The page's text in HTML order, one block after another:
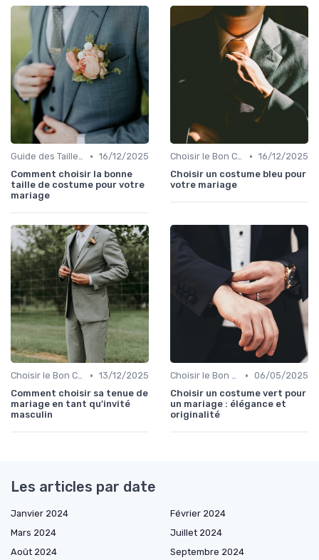
Guide des Tailles et Mesures • 16/12/2025
Comment choisir la bonne
taille de costume pour votre
mariage
Choisir le Bon Costume • 16/12/2025
Choisir un costume bleu pour
votre mariage
Choisir le Bon Costume • 13/12/2025
Comment choisir sa tenue de
mariage en tant qu'invité
masculin
Choisir le Bon Costume • 06/05/2025
Choisir un costume vert pour
un mariage : élégance et
originalité
Les articles par date
Janvier 2024
Février 2024
Mars 2024
Juillet 2024
Août 2024
Septembre 2024